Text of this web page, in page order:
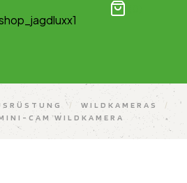
/ WILDKAMERAS
/
CAM WILDKAMERA